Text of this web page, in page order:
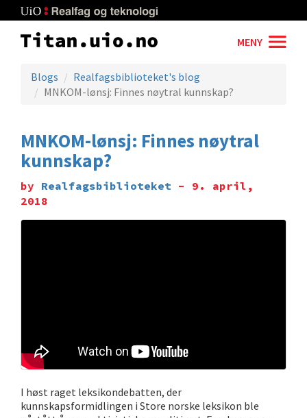
to
main
MENY
Blogs
Realfagsbiblioteket's blog
MNKOM-lønsj: Finnes nøytral kunnskap?
MNKOM-lønsj: Finnes nøytral
kunnskap?
by Realfagsbiblioteket - 9. april,
2018
I høst raget leksikondebatten, der
kunnskapsformidlingen i Store norske leksikon ble